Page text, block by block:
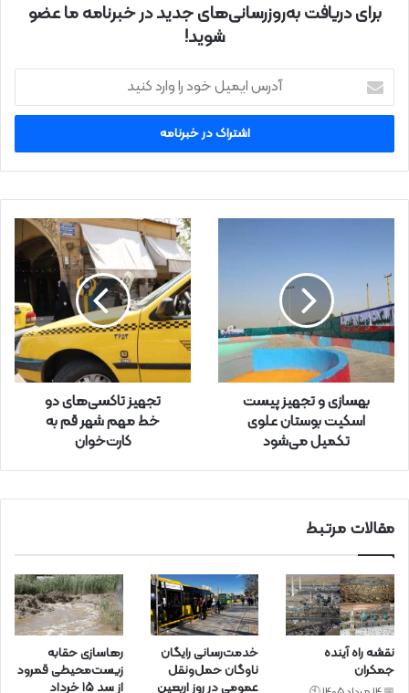
برای دریافت به‌روزرسانی‌های جدید در خبرنامه ما عضو
شوید!
ر
ا
ی
و
د
ر
ا
و
ا
ر
بهسازی و تجهیز پیست
اسکیت بوستان علوی
تکمیل می‌شود
تجهیز تاکسی‌های دو
خط مهم شهر قم به
کارت‌خوان
مقالات مرتبط
نقشه راه آینده
جمکران
خدمت‌رسانی رایگان
ناوگان حمل‌ونقل
عمومی در روز اربعین
رهاسازی حقابه
زیست‌محیطی قمرود
از سد ۱۵ خرداد